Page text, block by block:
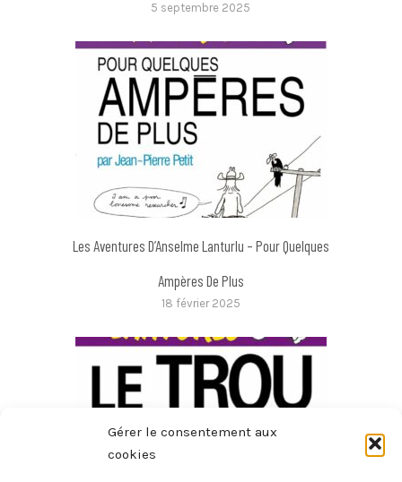
Gérer le consentement aux
cookies
5 septembre 2025
Les Aventures D’Anselme Lanturlu – Pour Quelques
Ampères De Plus
18 février 2025